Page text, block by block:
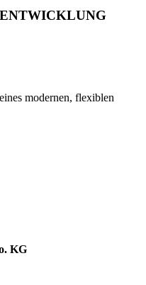
modernen, flexiblen
KG